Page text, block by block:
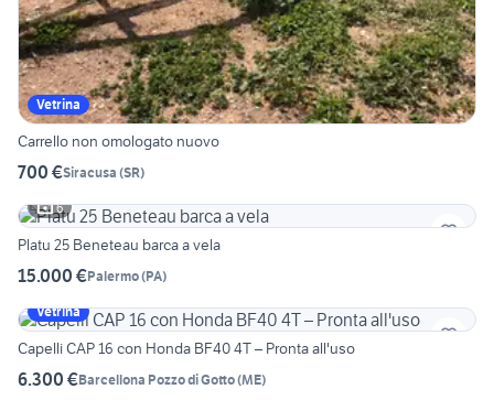
Vetrina
Carrello non omologato nuovo
700 €Siracusa (SR)
6
Platu 25 Beneteau barca a vela
15.000 €Palermo(PA)
Vetrina
Capelli CAP 16 con Honda BF40 4T – Pronta all'uso
6.300 €Barcellona Pozzo di Gotto(ME)